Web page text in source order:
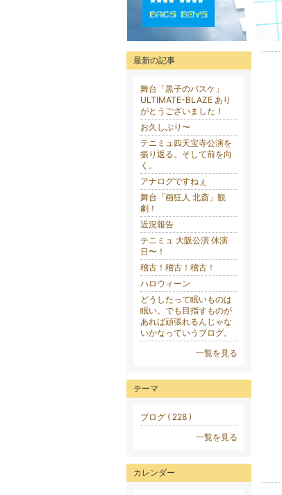
日々の活動、思いを書いていきたいです。
最新の記事
舞台「黒子のバスケ」
ULTIMATE-BLAZE あり
がとうございました！
お久しぶり〜
テニミュ四天宝寺公演を
振り返る。そして前を向
く。
アナログですねぇ
舞台「画狂人 北斎」観
劇！
近況報告
テニミュ 大阪公演 休演
日〜！
稽古！稽古！稽古！
ハロウィーン
どうしたって眠いものは
眠い。でも目指すものが
あれば頑張れるんじゃな
いかなっていうブログ。
一覧を見る
テーマ
ブログ ( 228 )
一覧を見る
カレンダー